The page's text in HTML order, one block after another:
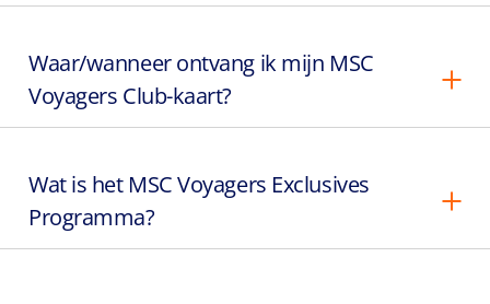
Waar/wanneer ontvang ik mijn MSC
Voyagers Club-kaart?
Wat is het MSC Voyagers Exclusives
Programma?